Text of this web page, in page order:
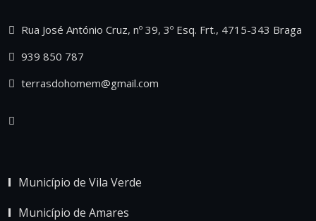
Rua José António Cruz, nº 39, 3º Esq. Frt., 4715-343 Braga
939 850 787
terrasdohomem@gmail.com
Município de Vila Verde
Município de Amares